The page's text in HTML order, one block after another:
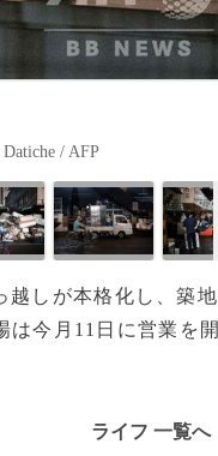
/ AFP
越しが本格化し、築地
は今月11日に営業を開
ライフ 一覧へ